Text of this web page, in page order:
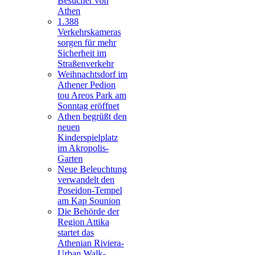
Athen
1.388
Verkehrskameras
sorgen für mehr
Sicherheit im
Straßenverkehr
Weihnachtsdorf im
Athener Pedion
tou Areos Park am
Sonntag eröffnet
Athen begrüßt den
neuen
Kinderspielplatz
im Akropolis-
Garten
Neue Beleuchtung
verwandelt den
Poseidon-Tempel
am Kap Sounion
Die Behörde der
Region Attika
startet das
Athenian Riviera-